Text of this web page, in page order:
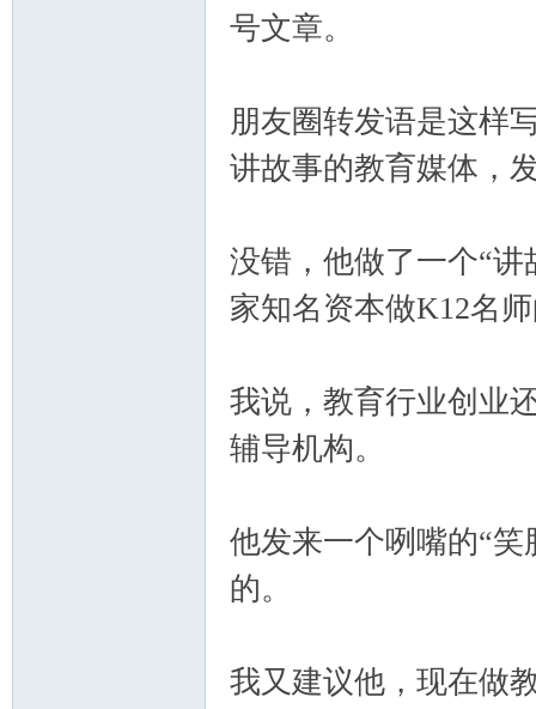
号文章。
朋友圈转发语是这样
讲故事的教育媒体，
没错，他做了一个“
家知名资本做K12名
我说，教育行业创业
辅导机构。
他发来一个咧嘴的“
的。
我又建议他，现在做